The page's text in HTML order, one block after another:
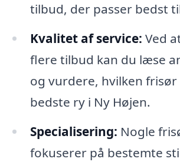
tilbud, der passer bedst
Kvalitet af service: Ved
flere tilbud kan du læse
og vurdere, hvilken
bedste ry i Ny Højen.
Specialisering: Nogle
fokuserer på bestemte